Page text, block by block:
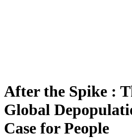
After the Spike :
Global
Case for People